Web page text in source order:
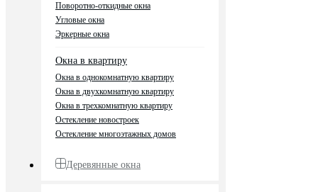
Поворотно-откидные окна
Угловые окна
Эркерные окна
Окна в квартиру
Окна в однокомнатную квартиру
Окна в двухкомнатную квартиру
Окна в трехкомнатную квартиру
Остекление новостроек
Остекление многоэтажных домов
Деревянные окна